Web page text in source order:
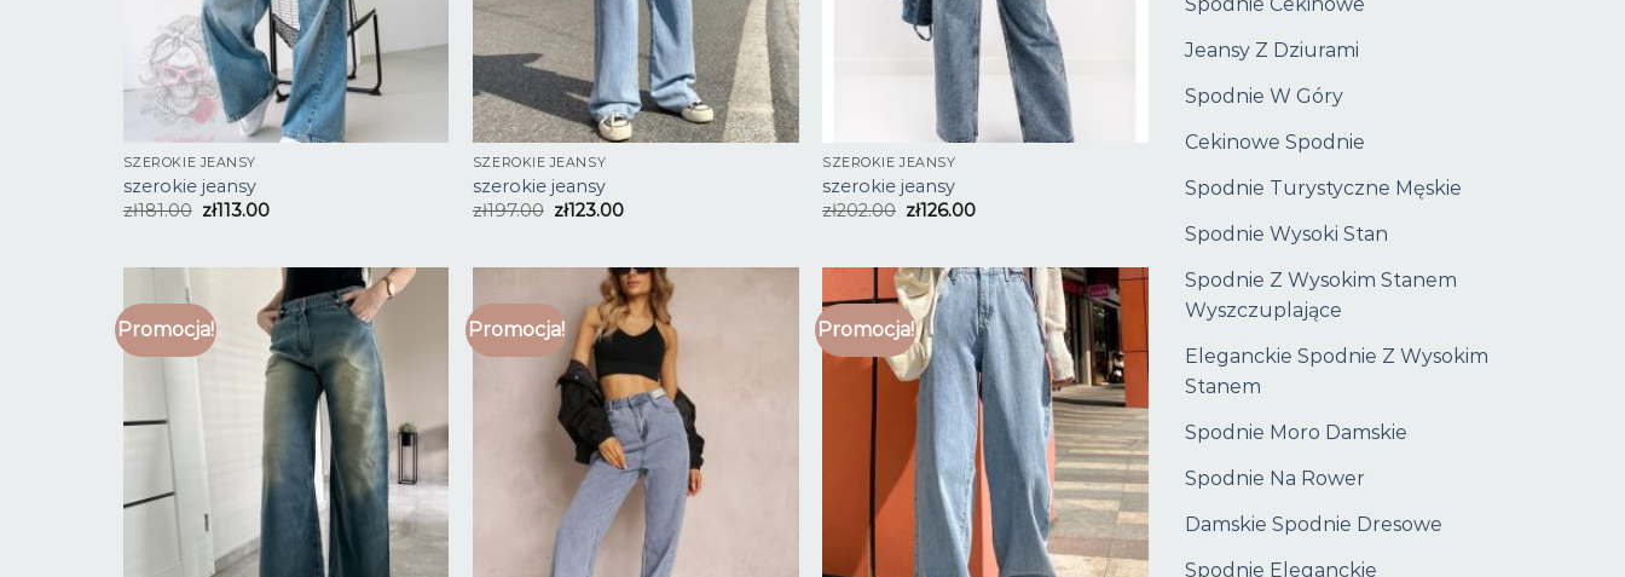
SZEROKIE JEANSY
szerokie jeansy
zł181.00 zł113.00
SZEROKIE JEANSY
szerokie jeansy
zł197.00 zł123.00
SZEROKIE JEANSY
szerokie jeansy
zł202.00 zł126.00
Promocja! Promocja! Promocja!
Jeansy Z Dziurami
Spodnie W Góry
Cekinowe Spodnie
Spodnie Turystyczne Męskie
Spodnie Wysoki Stan
Spodnie Z Wysokim Stanem
Wyszczuplające
Eleganckie Spodnie Z Wysokim
Stanem
Spodnie Moro Damskie
Spodnie Na Rower
Damskie Spodnie Dresowe
Spodnie Eleganckie